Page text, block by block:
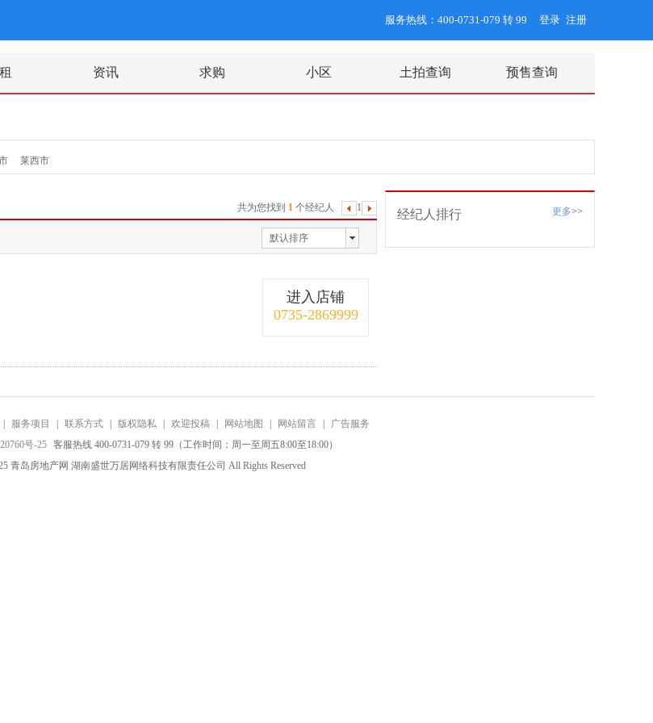
服务热线：400-0731-079 转 99 登录 /
注册
资讯 求购 小区 土拍查询 预售查询
莱西市
共为您找到 1 个经纪人 1
下
默认排序
进入店铺
0735-2869999
更多>>
经纪人排行
服务项目 联系方式 版权隐私 欢迎投稿 网站地图 网站留言
广告服务
号-25 客服热线 400-0731-079 转 99（工作时间：周一至周五8:00至18:00）
青岛房地产网 湖南盛世万居网络科技有限责任公司 All Rights Reserved